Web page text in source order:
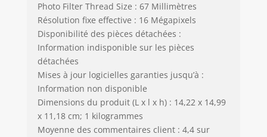
Photo Filter Thread Size : 67 Millimètres
Résolution fixe effective : 16 Mégapixels
Disponibilité des pièces détachées :
Information indisponible sur les pièces
détachées
Mises à jour logicielles garanties jusqu’à :
Information non disponible
Dimensions du produit (L x l x h) : 14,22 x 14,99
x 11,18 cm; 1 kilogrammes
Moyenne des commentaires client : 4,4 sur